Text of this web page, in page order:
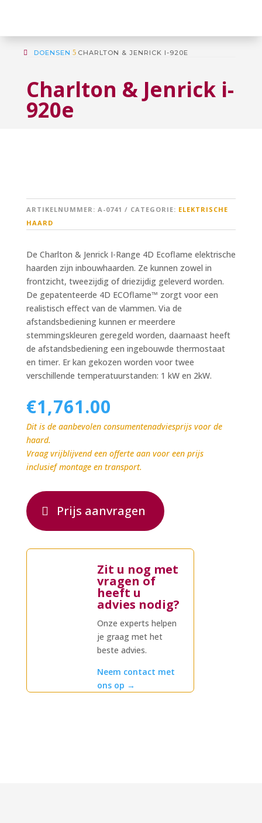
DOENSEN 5 CHARLTON & JENRICK I-920E
Charlton & Jenrick i-
920e
ARTIKELNUMMER: A-0741 CATEGORIE: ELEKTRISCHE
HAARD
De Charlton & Jenrick I-Range 4D Ecoflame elektrische
haarden zijn inbouwhaarden. Ze kunnen zowel in
frontzicht, tweezijdig of driezijdig geleverd worden.
De gepatenteerde 4D ECOflame™ zorgt voor een
realistisch effect van de vlammen. Via de
afstandsbediening kunnen er meerdere
stemmingskleuren geregeld worden, daarnaast heeft
de afstandsbediening een ingebouwde thermostaat
en timer. Er kan gekozen worden voor twee
verschillende temperatuurstanden: 1 kW en 2kW.
€1,761.00
Dit is de aanbevolen consumentenadviesprijs voor de
haard.
Vraag vrijblijvend een offerte aan voor een prijs
inclusief montage en transport.
Prijs aanvragen
Zit u nog met
vragen of
heeft u
advies nodig?
Onze experts helpen
je graag met het
beste advies.
Neem contact met
ons op →